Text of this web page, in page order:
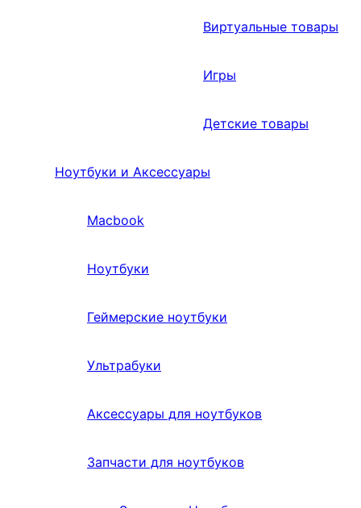
Виртуальные товары
Игры
Детские товары
Ноутбуки и Аксессуары
Macbook
Ноутбуки
Геймерские ноутбуки
Ультрабуки
Аксессуары для ноутбуков
Запчасти для ноутбуков